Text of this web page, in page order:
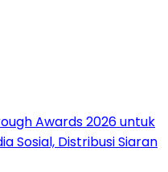
Awards 2026 untuk
Sosial, Distribusi Siaran